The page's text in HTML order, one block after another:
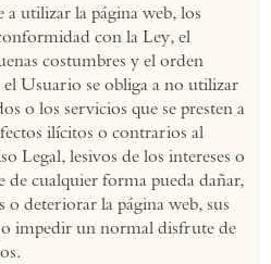
utilizar la página web, los
con la Ley, el
costumbres y el orden
Usuario se obliga a no utilizar
o los servicios que se presten a
ilícitos o contrarios al
Legal, lesivos de los intereses o
de cualquier forma pueda dañar,
o deteriorar la página web, sus
impedir un normal disfrute de